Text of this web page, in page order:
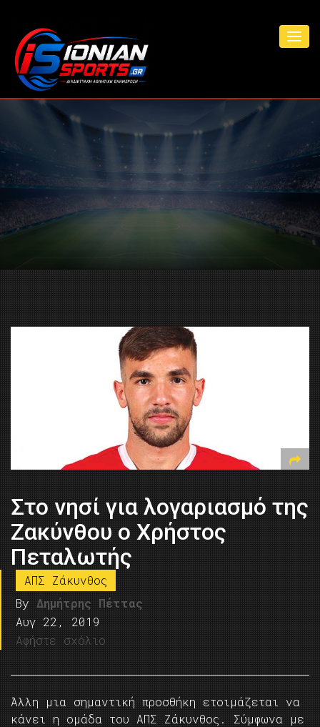
Στο νησί για λογαριασμό της
Ζακύνθου ο Χρήστος
Πεταλωτής
ΑΠΣ Ζάκυνθος
By Δημήτρης Πέττας
Αυγ 22, 2019
Αφήστε σχόλιο
Άλλη μια σημαντική προσθήκη ετοιμάζεται να
κάνει η ομάδα του ΑΠΣ Ζάκυνθος. Σύμφωνα με